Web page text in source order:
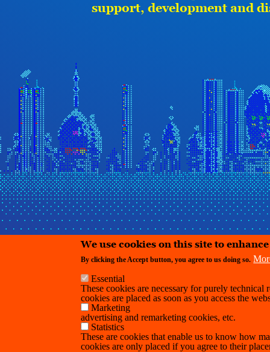
support, development and
We use cookies on this site to
By clicking the Accept button, you agree to us doing so.
Essential
These cookies are necessary for purely
cookies are placed as soon as you access the
Marketing
advertising and remarketing cookies, etc.
Statistics
These are cookies that enable us to know how
cookies are only placed if you agree to their